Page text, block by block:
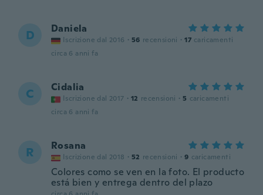
D Daniela
Iscrizione dal 2016 · 56 recensioni · 17 caricamenti
circa 6 anni fa
C Cidalia
Iscrizione dal 2017 · 12 recensioni · 5 caricamenti
circa 6 anni fa
R Rosana
Iscrizione dal 2018 · 52 recensioni · 9 caricamenti
Colores como se ven en la foto. El producto
está bien y entrega dentro del plazo